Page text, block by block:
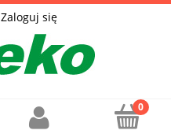
Zaloguj się